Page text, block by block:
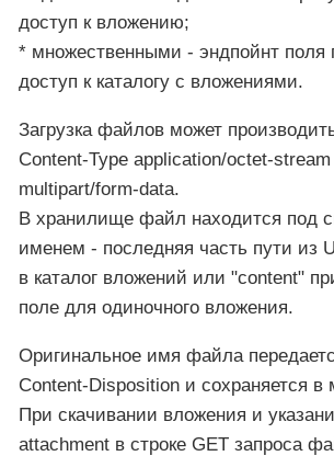
доступ к вложению;
* множественными - эндпойнт поля
доступ к каталогу с вложениями.
Загрузка файлов может
Content-Type application/octet-
multipart/form-data.
В хранилище файл находится под
именем - последняя часть пути из
в каталог вложений или "content"
поле для одиночного вложения.
Оригинальное имя файла
Content-Disposition и сохраняется в
При скачивании вложения и
attachment в строке GET запроса